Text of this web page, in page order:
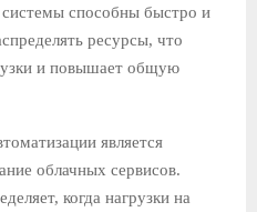
способны быстро и
ресурсы, что
и повышает общую
является
облачных сервисов.
когда нагрузки на